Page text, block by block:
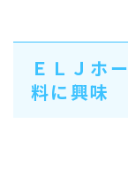
ＥＬＪホ
料に興味